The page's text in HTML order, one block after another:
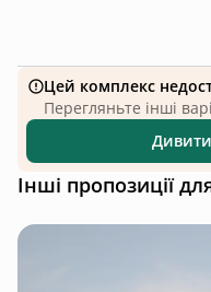
Цей комплекс
Перегляньте інші
Інші пропозиції